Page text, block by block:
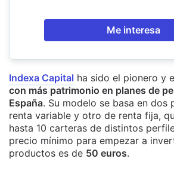
Me interesa
Indexa Capital ha sido el pionero y
con más patrimonio en planes de
España. Su modelo se basa en dos
renta variable y otro de renta fija,
hasta 10 carteras de distintos
precio mínimo para empezar a
productos es de 50 euros.